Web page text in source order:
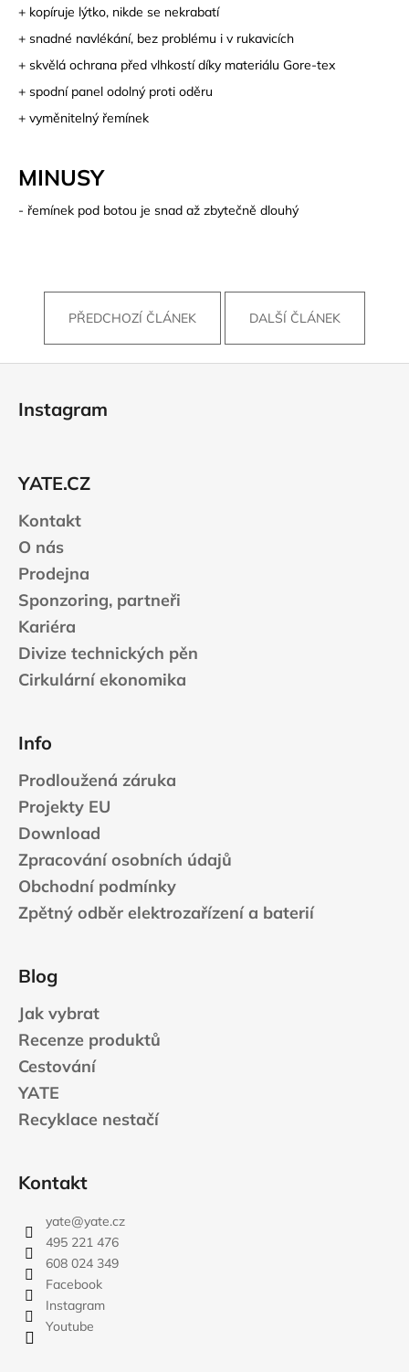
+ kopíruje lýtko, nikde se nekrabatí
+ snadné navlékání, bez problému i v rukavicích
+ skvělá ochrana před vlhkostí díky materiálu Gore-tex
+ spodní panel odolný proti oděru
+ vyměnitelný řemínek
MINUSY
- řemínek pod botou je snad až zbytečně dlouhý
PŘEDCHOZÍ ČLÁNEK DALŠÍ ČLÁNEK
Instagram
YATE.CZ
Kontakt
O nás
Prodejna
Sponzoring, partneři
Kariéra
Divize technických pěn
Cirkulární ekonomika
Info
Prodloužená záruka
Projekty EU
Download
Zpracování osobních údajů
Obchodní podmínky
Zpětný odběr elektrozařízení a baterií
Blog
Jak vybrat
Recenze produktů
Cestování
YATE
Recyklace nestačí
Kontakt
yate@yate.cz
495 221 476
608 024 349
Facebook
Instagram
Youtube